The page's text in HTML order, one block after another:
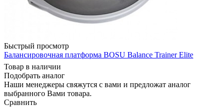
Быстрый просмотр
Балансировочная платформа BOSU Balance Trainer Elite
Товар в наличии
Подобрать аналог
Наши менеджеры свяжутся с вами и предложат аналог
выбранного Вами товара.
Сравнить